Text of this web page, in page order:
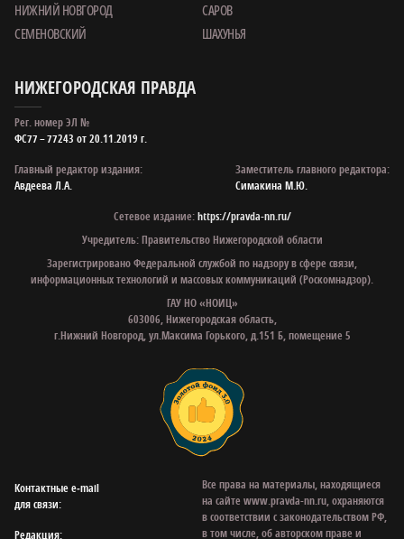
НИЖНИЙ НОВГОРОД
САРОВ
СЕМЕНОВСКИЙ
ШАХУНЬЯ
НИЖЕГОРОДСКАЯ ПРАВДА
Рег. номер ЭЛ №
ФС77 – 77243 от 20.11.2019 г.
Главный редактор издания:
Авдеева Л.А.
Заместитель главного редактора:
Симакина М.Ю.
Сетевое издание:https://pravda-nn.ru/
Учредитель: Правительство Нижегородской области
Зарегистрировано Федеральной службой по надзору в сфере связи,
информационных технологий и массовых коммуникаций (Роскомнадзор).
ГАУ НО «НОИЦ»
603006, Нижегородская область,
г.Нижний Новгород, ул.Максима Горького, д.151 Б, помещение 5
Контактные e‑mail
для связи:
Редакция:
Все права на материалы, находящиеся
на сайте www.pravda-nn.ru, охраняются
в соответствии с законодательством РФ,
в том числе, об авторском праве и